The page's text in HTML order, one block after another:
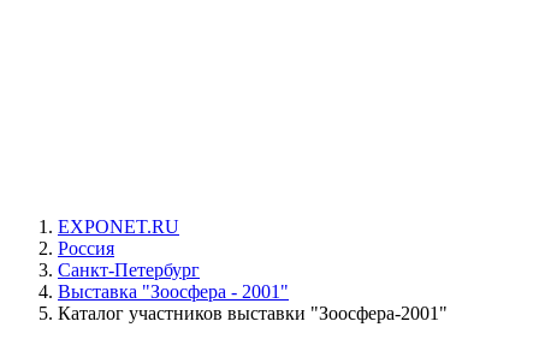
EXPONET.RU
Россия
Санкт-Петербург
Выставка "Зоосфера - 2001"
Каталог участников выставки "Зоосфера-2001"